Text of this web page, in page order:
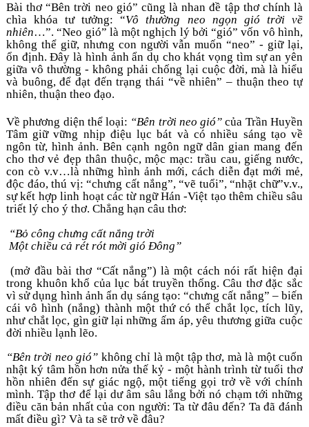
Bài thơ “Bên trời neo gió” cũng là nhan đề tập thơ chính là
chìa khóa tư tưởng: “Vô thường neo ngọn gió trời về
nhiên…”. “Neo gió” là một nghịch lý bởi “gió” vốn vô hình,
không thể giữ, nhưng con người vẫn muốn “neo” - giữ lại,
ổn định. Đây là hình ảnh ẩn dụ cho khát vọng tìm sự an yên
giữa vô thường - không phải chống lại cuộc đời, mà là hiểu
và buông, để đạt đến trạng thái “về nhiên” – thuận theo tự
nhiên, thuận theo đạo.
Về phương diện thể loại: “Bên trời neo gió” của Trần Huyền
Tâm giữ vững nhịp điệu lục bát và có nhiều sáng tạo về
ngôn từ, hình ảnh. Bên cạnh ngôn ngữ dân gian mang đến
cho thơ vẻ đẹp thân thuộc, mộc mạc: trầu cau, giếng nước,
con cò v.v…là những hình ảnh mới, cách diễn đạt mới mẻ,
độc đáo, thú vị: “chưng cất nắng”, “vẽ tuổi”, “nhặt chữ”v.v.,
sự kết hợp linh hoạt các từ ngữ Hán -Việt tạo thêm chiều sâu
triết lý cho ý thơ. Chẳng hạn câu thơ:
“Bỏ công chưng cất nắng trời
Một chiều cả rét rót mời gió Đông”
(mở đầu bài thơ “Cất nắng”) là một cách nói rất hiện đại
trong khuôn khổ của lục bát truyền thống. Câu thơ đặc sắc
vì sử dụng hình ảnh ẩn dụ sáng tạo: “chưng cất nắng” – biến
cái vô hình (nắng) thành một thứ có thể chắt lọc, tích lũy,
như chắt lọc, gìn giữ lại những ấm áp, yêu thương giữa cuộc
đời nhiều lạnh lẽo.
“Bên trời neo gió” không chỉ là một tập thơ, mà là một cuốn
nhật ký tâm hồn hơn nửa thế kỷ - một hành trình từ tuổi thơ
hồn nhiên đến sự giác ngộ, một tiếng gọi trở về với chính
mình. Tập thơ để lại dư âm sâu lắng bởi nó chạm tới những
điều căn bản nhất của con người: Ta từ đâu đến? Ta đã đánh
mất điều gì? Và ta sẽ trở về đâu?